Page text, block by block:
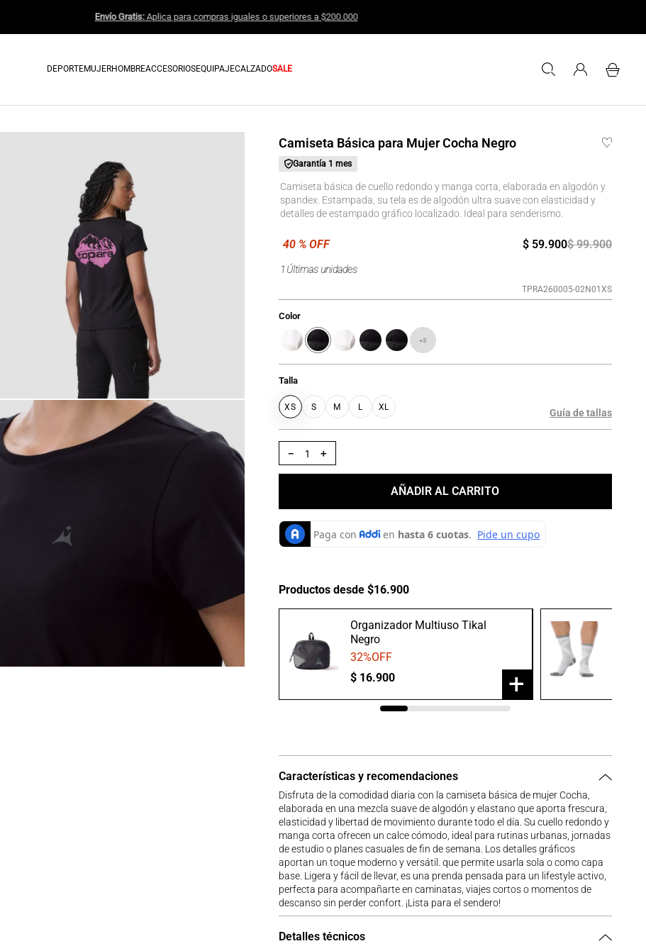
Envío Gratis:Aplica para compras iguales o superiores a $200.000
DEPORTEMUJERHOMBREACCESORIOSEQUIPAJECALZADOSALE
Camiseta Básica para Mujer Cocha Negro
Garantía 1 mes
Camiseta básica de cuello redondo y manga corta, elaborada en algodón y
spandex. Estampada, su tela es de algodón ultra suave con elasticidad y
detalles de estampado gráfico localizado. Ideal para senderismo.
$ 99.900
$ 59.900
1 Últimas unidades
TPRA260005-02N01XS
Talla
XS S M L XL
Color
+3
Guía de tallas
＋
－
AÑADIR AL CARRITO
Productos desde $16.900
Organizador Multiuso Tikal
Negro
32%OFF
$ 16.900 +
Características y recomendaciones
Disfruta de la comodidad diaria con la camiseta básica de mujer Cocha,
elaborada en una mezcla suave de algodón y elastano que aporta frescura,
elasticidad y libertad de movimiento durante todo el día. Su cuello redondo y
manga corta ofrecen un calce cómodo, ideal para rutinas urbanas, jornadas
de estudio o planes casuales de fin de semana. Los detalles gráficos
aportan un toque moderno y versátil. que permite usarla sola o como capa
base. Ligera y fácil de llevar, es una prenda pensada para un lifestyle activo,
perfecta para acompañarte en caminatas, viajes cortos o momentos de
descanso sin perder confort. ¡Lista para el sendero!
Detalles técnicos